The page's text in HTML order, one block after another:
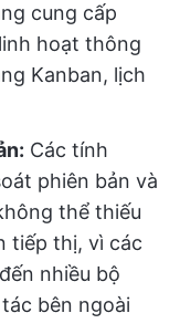
cung cấp
hoạt thông
Kanban, lịch
Các tính
phiên bản và
thể thiếu
tiếp thị, vì các
nhiều bộ
bên ngoài